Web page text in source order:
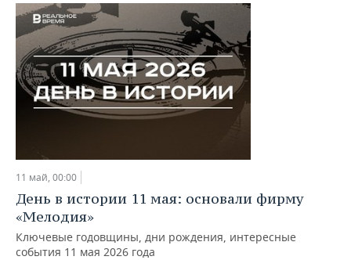
11 май, 00:00
День в истории 11 мая: основали фирму
«Мелодия»
Ключевые годовщины, дни рождения, интересные
события 11 мая 2026 года